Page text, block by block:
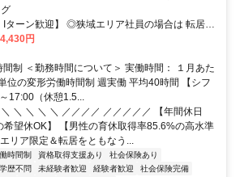
万円／販促企画～商品管理など店舗運営がメ
ーン歓迎】 ◎狭域エリア社員の場合は 転居を
。 ◎マイカー通勤OK
円
制 ＜勤務時間について＞ 実働時間： １月あた
位の変形労働時間制 週実働 平均40時間 【シフ
17:00（休憩1.5...
＼ ＼ ＼ ＼ ／／／／ ／／／／／ 【年間休日
希望休OK】 【男性の育休取得率85.6%の高水準
リア限定＆転居をともなう...
時間制 資格取得支援あり
社会保険あり
学歴不問 未経験者歓迎 経験者歓迎
社会保険完備